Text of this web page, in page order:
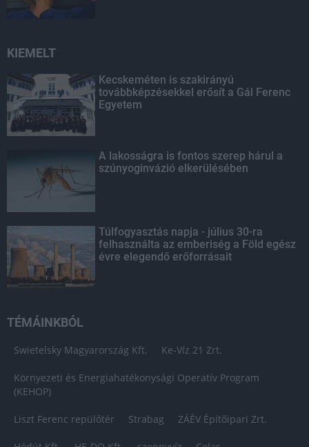
KIEMELT
Kecskeméten is szakirányú
továbbképzésekkel erősít a Gál Ferenc
Egyetem
A lakosságra is fontos szerep hárul a
szúnyoginvázió elkerülésében
Túlfogyasztás napja - július 30-ra
felhasználta az emberiség a Föld egész
évre elegendő erőforrásait
TÉMÁINKBÓL
Swietelsky Magyarország Kft. Ke-Víz 21 Zrt.
Környezeti és Energiahatékonysági Operatív Program
(KEHOP)
Liszt Ferenc repülőtér Strabag ZÁÉV Építőipari Zrt.